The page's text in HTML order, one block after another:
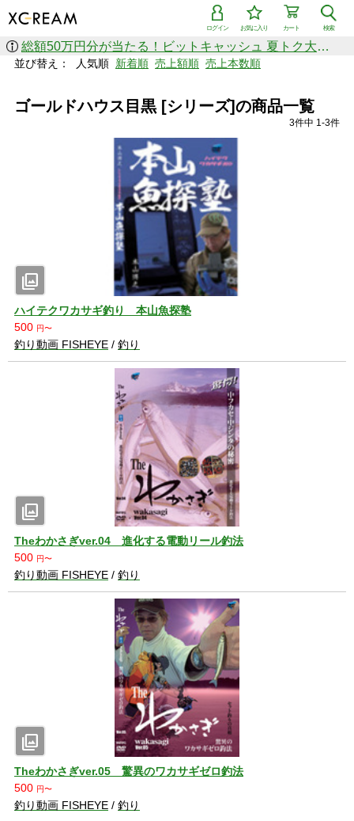
検索
カート
お気に入り
ログイン
総額50万円分が当たる！ビットキャッシュ 夏トク大感謝祭
並び替え： 人気順 新着順 売上額順 売上本数順
ゴールドハウス目黒 [シリーズ]の商品一覧
3件中 1-3件
photo_library
ハイテクワカサギ釣り 本山魚探塾
500 円〜
釣り動画 FISHEYE / 釣り
photo_library
Theわかさぎver.04 進化する電動リール釣法
500 円〜
釣り動画 FISHEYE / 釣り
photo_library
Theわかさぎver.05 驚異のワカサギゼロ釣法
500 円〜
釣り動画 FISHEYE / 釣り